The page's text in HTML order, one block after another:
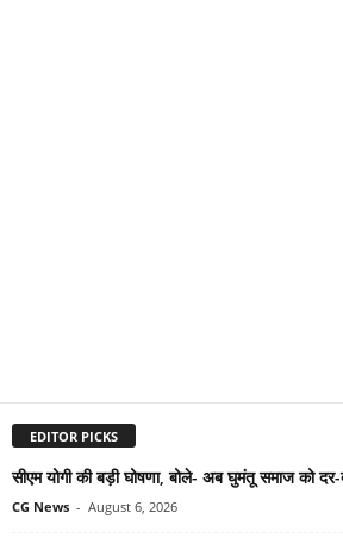
EDITOR PICKS
सीएम योगी की बड़ी घोषणा, बोले- अब घुमंतू समाज को
CG News - August 6, 2026